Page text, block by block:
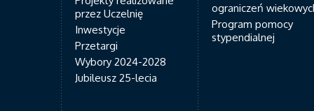
przez Uczelnię
Inwestycje
Przetargi
Wybory 2024-2028
Jubileusz 25-lecia
ograniczeń
Program pomocy
stypendialnej